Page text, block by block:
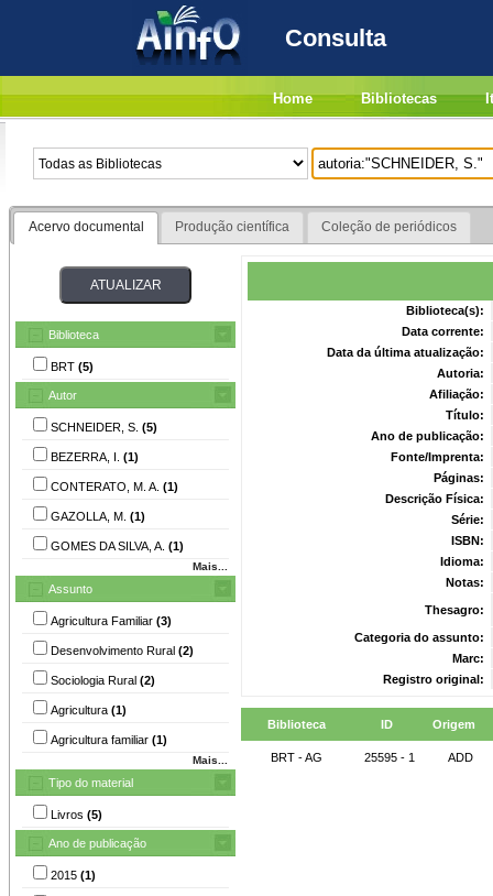
Consulta
Home Bibliotecas
Acervo documental Produção científica Coleção de periódicos
Biblioteca
BRT (5)
Autor
SCHNEIDER, S. (5)
BEZERRA, I. (1)
CONTERATO, M. A. (1)
GAZOLLA, M. (1)
GOMES DA SILVA, A. (1)
Mais...
Assunto
Agricultura Familiar (3)
Desenvolvimento Rural (2)
Sociologia Rural (2)
Agricultura (1)
Agricultura familiar (1)
Mais...
Tipo do material
Livros (5)
Ano de publicação
2015 (1)
Biblioteca(s):
Data corrente:
Data da última atualização:
Autoria:
Afiliação:
Título:
Ano de publicação:
Fonte/Imprenta:
Páginas:
Descrição Física:
Série:
ISBN:
Idioma:
Notas:
Thesagro:
Categoria do assunto:
Marc:
Registro original:
Biblioteca ID Origem
BRT - AG 25595 - 1 ADD